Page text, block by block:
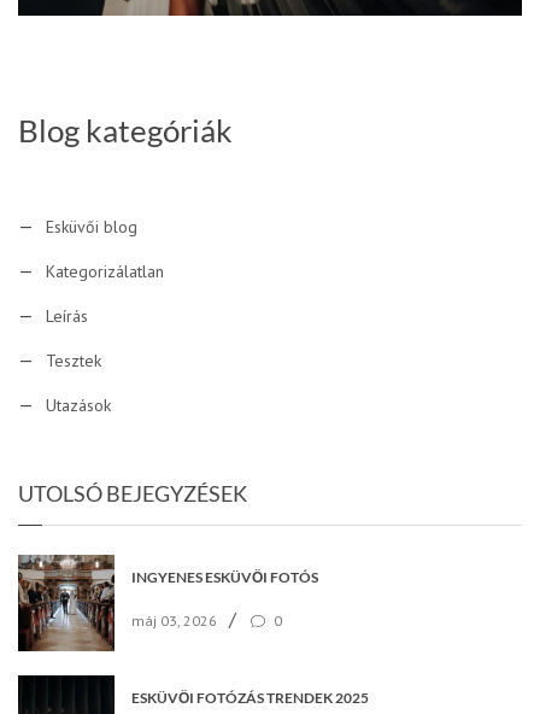
Blog kategóriák
Esküvői blog
Kategorizálatlan
Leírás
Tesztek
Utazások
UTOLSÓ BEJEGYZÉSEK
INGYENES ESKÜVŐI FOTÓS
máj 03, 2026 / 0
ESKÜVŐI FOTÓZÁS TRENDEK 2025